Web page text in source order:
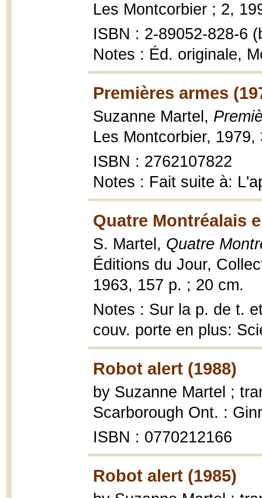
Les Montcorbier ; 2,
ISBN : 2-89052-828-6
Notes : Éd. originale,
Premières armes
Suzanne Martel,
Les Montcorbier,
ISBN : 2762107822
Notes : Fait suite à:
Quatre Montréalais
S. Martel, Quatre
Éditions du Jour,
1963, 157 p. ; 20 cm.
Notes : Sur la p. de t.
couv. porte en plus:
Robot alert (1988)
by Suzanne Martel ;
Scarborough Ont. :
ISBN : 0770212166
Robot alert (1985)